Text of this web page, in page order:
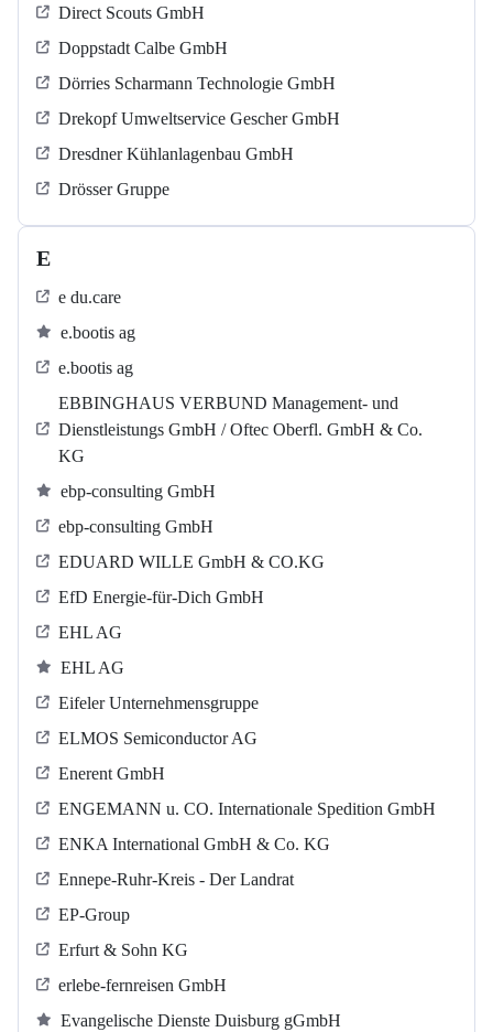
Direct Scouts GmbH
Doppstadt Calbe GmbH
Dörries Scharmann Technologie GmbH
Drekopf Umweltservice Gescher GmbH
Dresdner Kühlanlagenbau GmbH
Drösser Gruppe
E
e du.care
e.bootis ag
e.bootis ag
EBBINGHAUS VERBUND Management- und
Dienstleistungs GmbH / Oftec Oberfl. GmbH & Co.
KG
ebp-consulting GmbH
ebp-consulting GmbH
EDUARD WILLE GmbH & CO.KG
EfD Energie-für-Dich GmbH
EHL AG
EHL AG
Eifeler Unternehmensgruppe
ELMOS Semiconductor AG
Enerent GmbH
ENGEMANN u. CO. Internationale Spedition GmbH
ENKA International GmbH & Co. KG
Ennepe-Ruhr-Kreis - Der Landrat
EP-Group
Erfurt & Sohn KG
erlebe-fernreisen GmbH
Evangelische Dienste Duisburg gGmbH